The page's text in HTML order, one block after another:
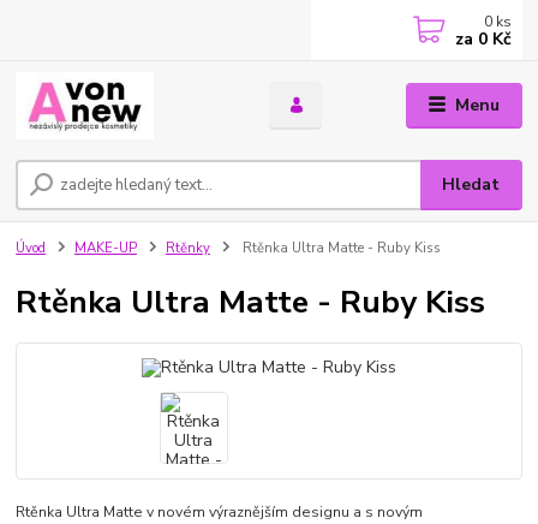
Menu
Hledat
0 ks
za 0 Kč
Úvod MAKE-UP Rtěnky Rtěnka Ultra Matte - Ruby Kiss
Rtěnka Ultra Matte - Ruby Kiss
Rtěnka Ultra Matte v novém výraznějším designu a s novým